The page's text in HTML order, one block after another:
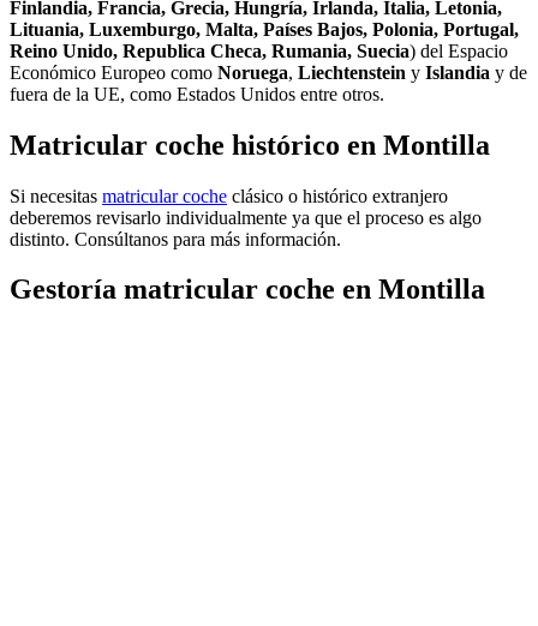
Finlandia, Francia, Grecia, Hungría, Irlanda, Italia, Letonia,
Lituania, Luxemburgo, Malta, Países Bajos, Polonia, Portugal,
Reino Unido, Republica Checa, Rumania, Suecia) del Espacio
Económico Europeo como Noruega, Liechtenstein y Islandia y de
fuera de la UE, como Estados Unidos entre otros.
Matricular coche histórico en Montilla
Si necesitas matricular coche clásico o histórico extranjero
deberemos revisarlo individualmente ya que el proceso es algo
distinto. Consúltanos para más información.
Gestoría matricular coche en Montilla